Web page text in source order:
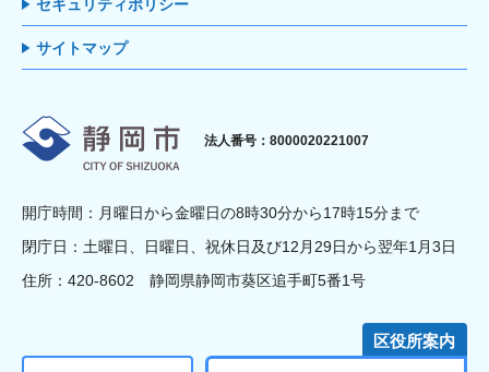
セキュリティポリシー
サイトマップ
静岡市
法人番号：8000020221007
開庁時間：月曜日から金曜日の8時30分から17時15分まで
閉庁日：土曜日、日曜日、祝休日及び12月29日から翌年1月3日
住所：420-8602 静岡県静岡市葵区追手町5番1号
区役所案内